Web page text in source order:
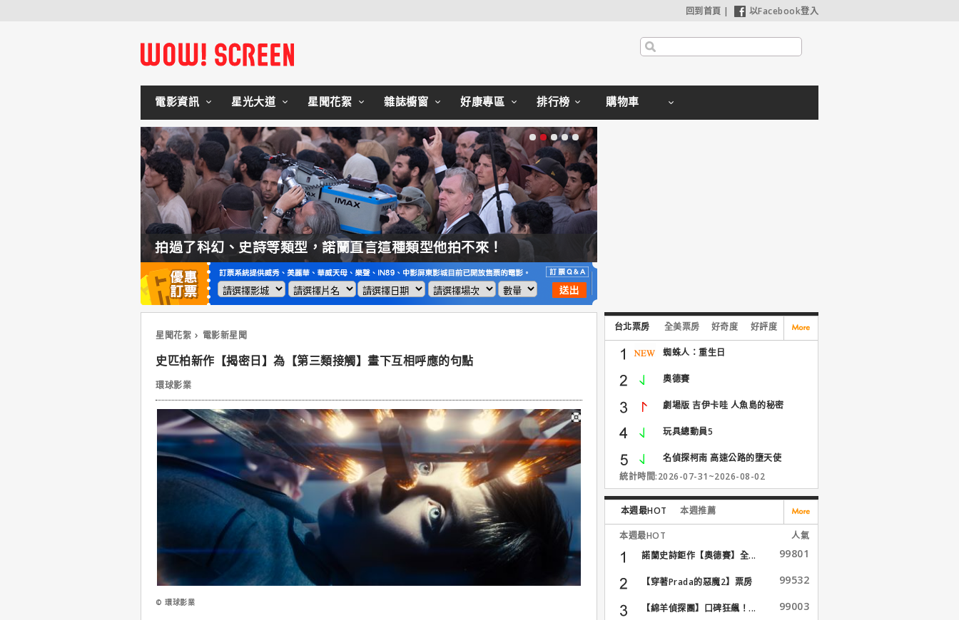
回到首頁 | 以Facebook登入
電影資訊 星光大道 星聞花絮 雜誌櫥窗 好康專區 排行榜 購物車
拍過了科幻、史詩等類型，諾蘭直言這種類型他拍不來！
星聞花絮 電影新星聞
史匹柏新作【揭密日】為【第三類接觸】畫下互相呼應的句點
環球影業
© 環球影業
台北票房 全美票房 好奇度 好評度
蜘蛛人：重生日
奧德賽
劇場版 吉伊卡哇 人魚島的秘密
玩具總動員5
名偵探柯南 高速公路的墮天使
統計時間:2026-07-31~2026-08-02
本週最HOT 本週推薦
本週最HOT
人氣
諾蘭史詩鉅作【奧德賽】全...
99801
【穿著Prada的惡魔2】票房
99532
【綿羊偵探團】口碑狂飆！... 99003